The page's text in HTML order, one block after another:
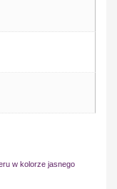
w kolorze jasnego